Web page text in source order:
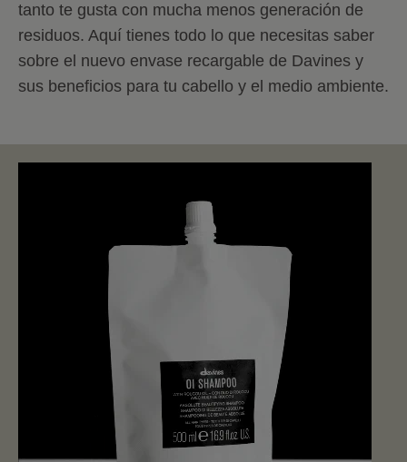
tanto te gusta con mucha menos generación de
residuos. Aquí tienes todo lo que necesitas saber
sobre el nuevo envase recargable de Davines y
sus beneficios para tu cabello y el medio ambiente.